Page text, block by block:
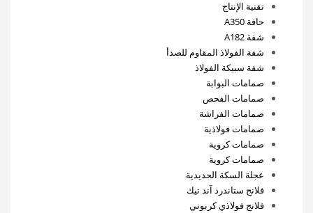
تقنية الإنتاج
حافة A350
شفة A182
شفة الفولاذ المقاوم للصدأ
شفة سبيكة الفولاذ
صمامات البوابة
صمامات الفحص
صمامات الفراشة
صمامات فولاذية
صمامات كروية
صمامات كروية
عجلة السكة الحديدية
فلانج ستاندرد آند تيك
فلانج فولاذي كربوني